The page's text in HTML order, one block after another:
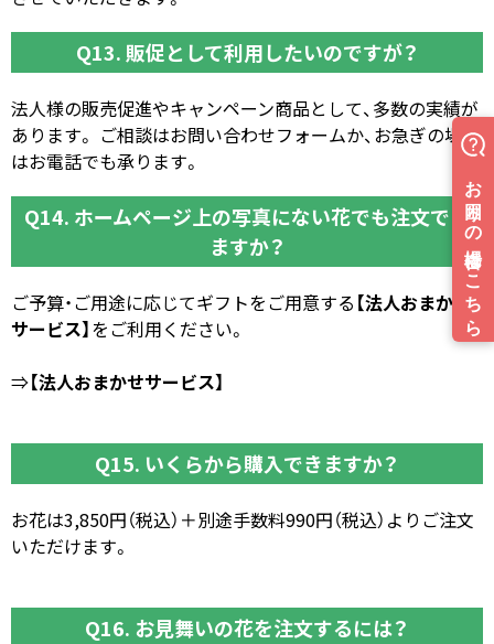
Q13. 販促として利用したいのですが？
法人様の販売促進やキャンペーン商品として、多数の実績が
あります。 ご相談はお問い合わせフォームか、お急ぎの場合
はお電話でも承ります。
Q14. ホームページ上の写真にない花でも注文でき
ますか？
ご予算・ご用途に応じてギフトをご用意する 【法人おまかせ
サービス】をご利用ください。
⇒【法人おまかせサービス】
Q15. いくらから購入できますか？
お花は3,850円（税込）＋別途手数料990円（税込）よりご注文
いただけます。
Q16. お見舞いの花を注文するには？